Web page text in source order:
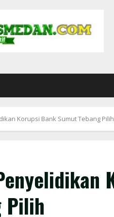
Korupsi Bank Sumut Tebang Pilih
Pilih